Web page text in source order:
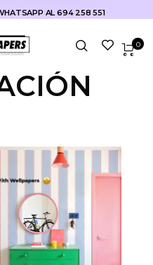
AL 694 258 551
0